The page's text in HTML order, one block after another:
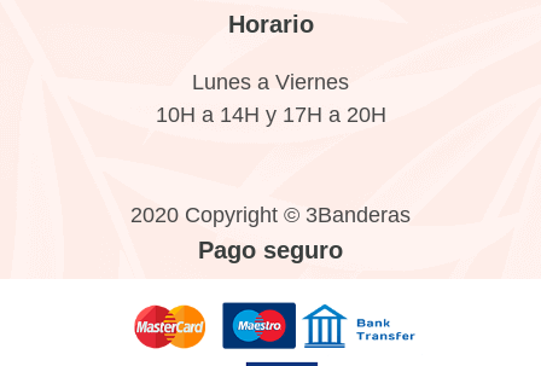
Horario
Lunes a Viernes
10H a 14H y 17H a 20H
2020 Copyright © 3Banderas
Pago seguro